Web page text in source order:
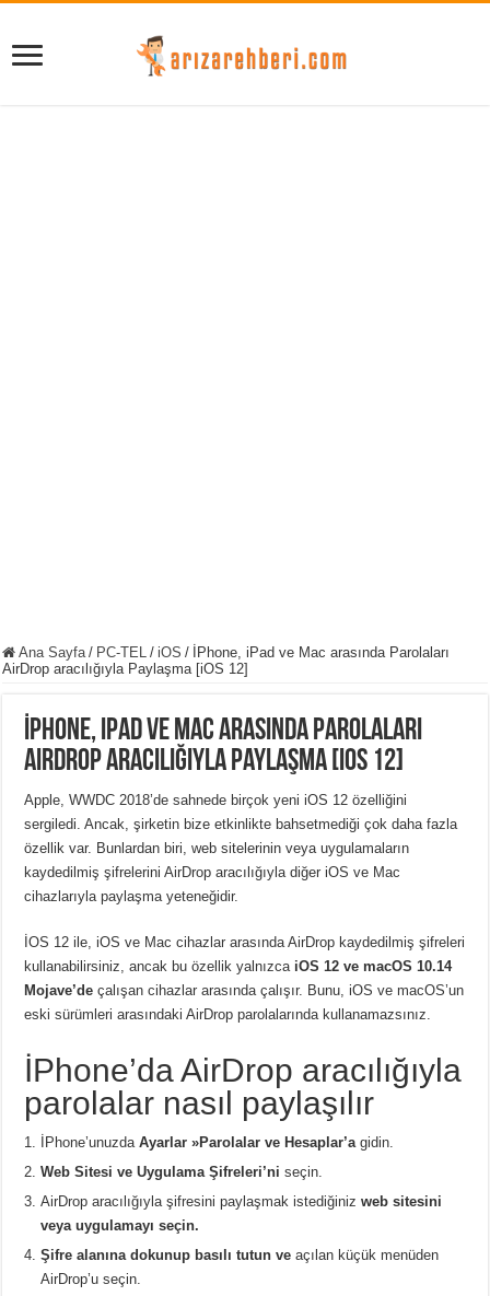
Ana Sayfa / PC-TEL / iOS / İPhone, iPad ve Mac arasında Parolaları
AirDrop aracılığıyla Paylaşma [iOS 12]
İPhone, iPad ve Mac arasında Parolaları
AirDrop aracılığıyla Paylaşma [iOS 12]
Apple, WWDC 2018’de sahnede birçok yeni iOS 12 özelliğini
sergiledi. Ancak, şirketin bize etkinlikte bahsetmediği çok daha fazla
özellik var. Bunlardan biri, web sitelerinin veya uygulamaların
kaydedilmiş şifrelerini AirDrop aracılığıyla diğer iOS ve Mac
cihazlarıyla paylaşma yeteneğidir.
İOS 12 ile, iOS ve Mac cihazlar arasında AirDrop kaydedilmiş şifreleri
kullanabilirsiniz, ancak bu özellik yalnızca iOS 12 ve macOS 10.14
Mojave’de çalışan cihazlar arasında çalışır. Bunu, iOS ve macOS’un
eski sürümleri arasındaki AirDrop parolalarında kullanamazsınız.
İPhone’da AirDrop aracılığıyla
parolalar nasıl paylaşılır
İPhone’unuzdaAyarlar »Parolalar ve Hesaplar’a gidin.
Web Sitesi ve Uygulama Şifreleri’ni seçin.
AirDrop aracılığıyla şifresini paylaşmak istediğinizweb sitesini
veya uygulamayı seçin.
Şifre alanına dokunup basılı tutun ve açılan küçük menüden
AirDrop’u seçin.